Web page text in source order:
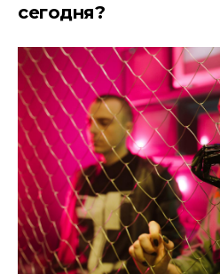
сегодня?